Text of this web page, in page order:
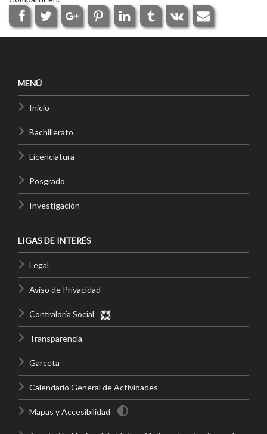
MENÚ
Inicio
Bachillerato
Licenciatura
Posgrado
Investigación
LIGAS DE INTERÉS
Legal
Aviso de Privacidad
Contraloría Social
Transparencia
Garceta
Calendario General de Actividades
Mapas y Accesibilidad